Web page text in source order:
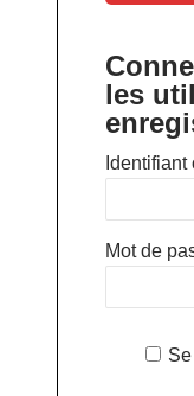
les
Identifiant
Mot de